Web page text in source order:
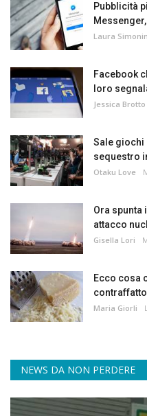
Pubblicità
Laura
Facebook
loro
Jessica Brotto
Sale giochi
sequestro
Otaku Love
Ora spunta
attacco
Gisella Lori
Ecco cosa
contraffatto
Maria Giorli
NEWS DA NON PERDERE